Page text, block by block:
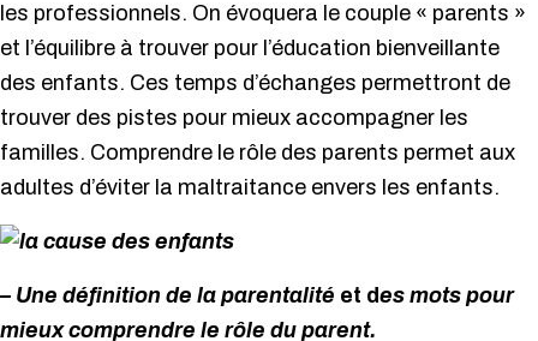
les professionnels. On évoquera le couple « parents »
et l’équilibre à trouver pour l’éducation bienveillante
des enfants. Ces temps d’échanges permettront de
trouver des pistes pour mieux accompagner les
familles. Comprendre le rôle des parents permet aux
adultes d’éviter la maltraitance envers les enfants.
– Une définition de la parentalité et des mots pour
mieux comprendre le rôle du parent.